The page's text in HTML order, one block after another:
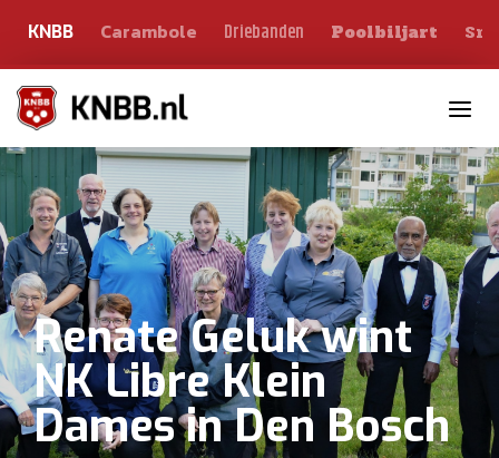
KNBB Carambole Driebanden Poolbiljart
Renate Geluk wint
NK Libre Klein
Dames in Den Bosch